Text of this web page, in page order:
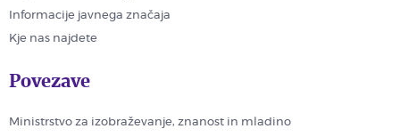
Informacije javnega značaja
Kje nas najdete
Povezave
Ministrstvo za izobraževanje, znanost in mladino